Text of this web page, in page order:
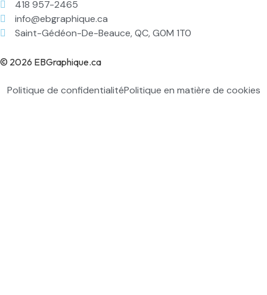
418 957-2465
info@ebgraphique.ca
Saint-Gédéon-De-Beauce, QC, G0M 1T0
© 2026 EBGraphique.ca
Politique de confidentialitéPolitique en matière de cookies